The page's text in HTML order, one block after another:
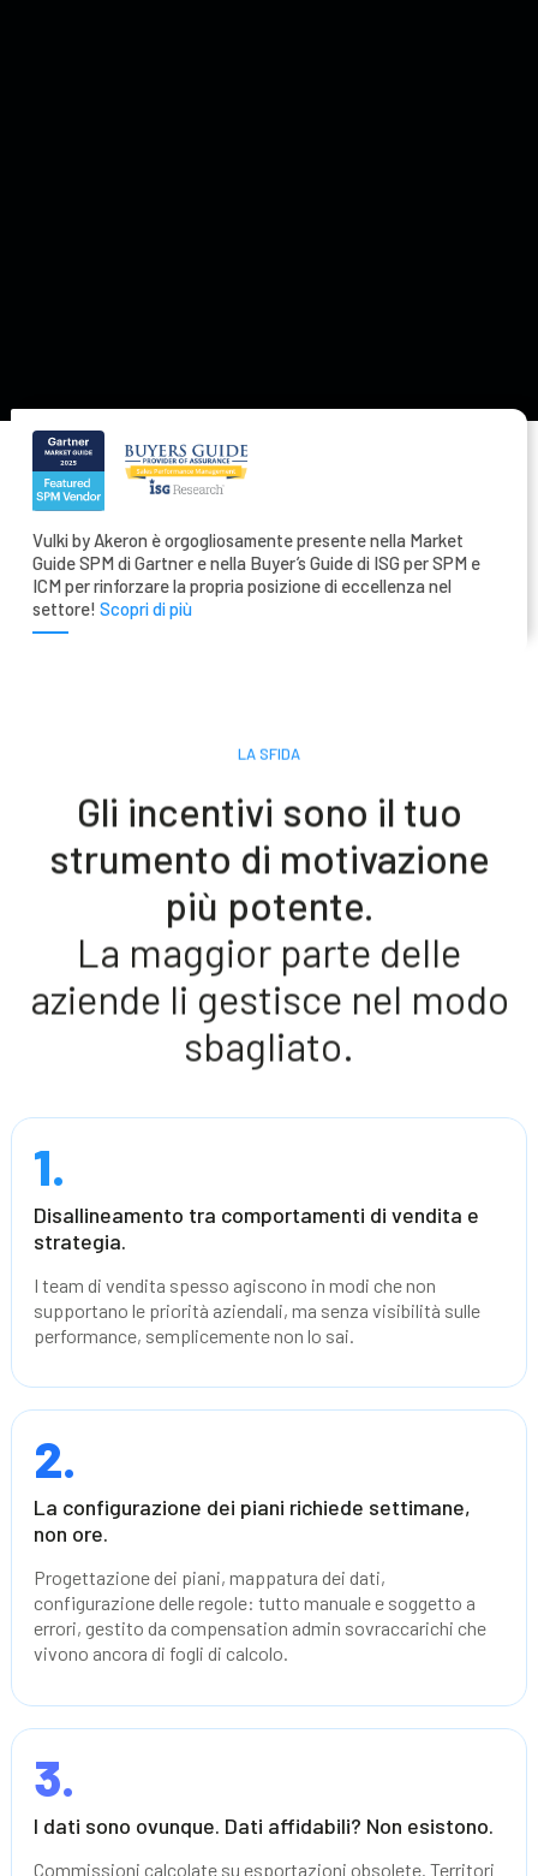
Vulki by Akeron è orgogliosamente presente nella Market
Guide SPM di Gartner e nella Buyer’s Guide di ISG per SPM e
ICM per rinforzare la propria posizione di eccellenza nel
settore! Scopri di più
LA SFIDA
Gli incentivi sono il tuo
strumento di motivazione
più potente.
La maggior parte delle
aziende li gestisce nel modo
sbagliato.
1.
Disallineamento tra comportamenti di vendita e
strategia.
I team di vendita spesso agiscono in modi che non
supportano le priorità aziendali, ma senza visibilità sulle
performance, semplicemente non lo sai.
2.
La configurazione dei piani richiede settimane,
non ore.
Progettazione dei piani, mappatura dei dati,
configurazione delle regole: tutto manuale e soggetto a
errori, gestito da compensation admin sovraccarichi che
vivono ancora di fogli di calcolo.
3.
I dati sono ovunque. Dati affidabili? Non esistono.
Commissioni calcolate su esportazioni obsolete. Territori